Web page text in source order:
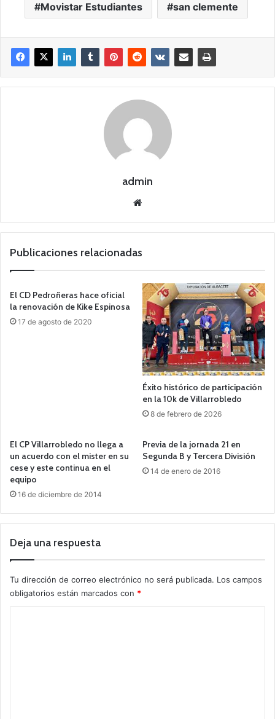
Movistar Estudiantes san clemente
admin
we
Publicaciones relacionadas
El CD Pedroñeras hace oficial
la renovación de Kike Espinosa
17 de agosto de 2020
Éxito histórico de participación
en la 10k de Villarrobledo
8 de febrero de 2026
El CP Villarrobledo no llega a
un acuerdo con el mister en su
cese y este continua en el
equipo
16 de diciembre de 2014
Previa de la jornada 21 en
Segunda B y Tercera División
14 de enero de 2016
Deja una respuesta
Tu dirección de correo electrónico no será publicada. Los campos
obligatorios están marcados con *